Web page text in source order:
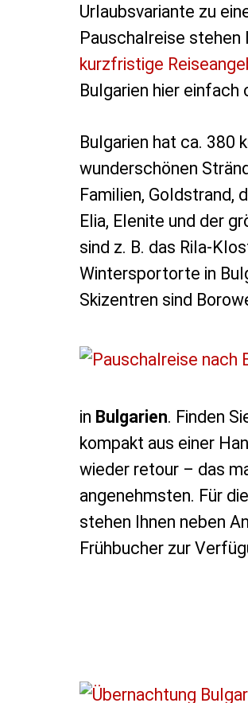
Urlaubsvariante zu
Pauschalreise
kurzfristige
Bulgarien hier einfach
Bulgarien hat ca. 380
wunderschönen
Familien, Goldstrand,
Elia, Elenite und der
sind z. B. das Rila-
Wintersportorte in
Skizentren sind
in Bulgarien. Finden
kompakt aus einer
wieder retour – das
angenehmsten. Für
stehen Ihnen neben
Frühbucher zur